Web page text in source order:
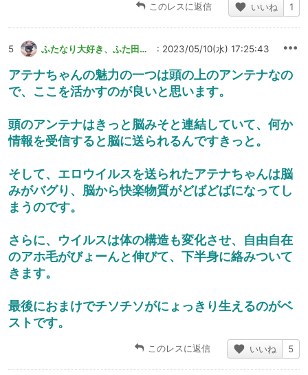
このレスに返信 いいね 1
5 ふたなり大好き、ふた田さん : 2023/05/10(水) 17:25:43
アテナちゃんの魅力の一つは頭の上のアンテナなの
で、ここを活かすのが良いと思います。
頭のアンテナはきっと脳みそと連結していて、何か
情報を受信すると脳に送られるんですきっと。
そして、エロウイルスを送られたアテナちゃんは脳
みがバグり、脳から快楽物質がどばどばになってし
まうのです。
さらに、ウイルスは体の構造も変化させ、自由自在
のアホ毛がびょーんと伸びて、下半身に絡みついて
きます。
最後におまけでチソチソがにょっきり生えるのがベ
ストです。
このレスに返信 いいね 5